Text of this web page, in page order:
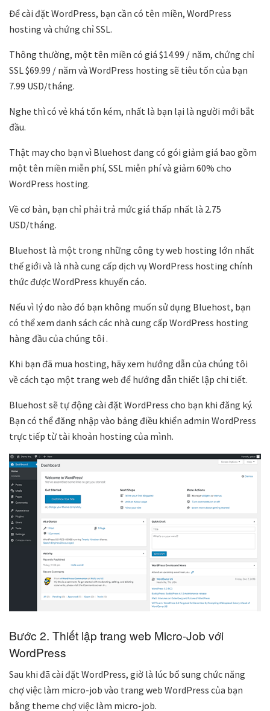
Để cài đặt WordPress, bạn cần có tên miền, WordPress
hosting và chứng chỉ SSL.
Thông thường, một tên miền có giá $14.99 / năm, chứng chỉ
SSL $69.99 / năm và WordPress hosting sẽ tiêu tốn của bạn
7.99 USD/tháng.
Nghe thì có vẻ khá tốn kém, nhất là bạn lại là người mới bắt
đầu.
Thật may cho bạn vì Bluehost đang có gói giảm giá bao gồm
một tên miền miễn phí, SSL miễn phí và giảm 60% cho
WordPress hosting.
Về cơ bản, bạn chỉ phải trả mức giá thấp nhất là 2.75
USD/tháng.
Bluehost là một trong những công ty web hosting lớn nhất
thế giới và là nhà cung cấp dịch vụ WordPress hosting chính
thức được WordPress khuyến cáo.
Nếu vì lý do nào đó bạn không muốn sử dụng Bluehost, bạn
có thể xem danh sách các nhà cung cấp WordPress hosting
hàng đầu của chúng tôi .
Khi bạn đã mua hosting, hãy xem hướng dẫn của chúng tôi
vềcách tạo một trang web để hướng dẫn thiết lập chi tiết.
Bluehost sẽ tự động cài đặt WordPress cho bạn khi đăng ký.
Bạn có thể đăng nhập vào bảng điều khiển admin WordPress
trực tiếp từ tài khoản hosting của mình.
Bước 2. Thiết lập trang web Micro-Job với
WordPress
Sau khi đã cài đặt WordPress, giờ là lúc bổ sung chức năng
chợ việc làm micro-job vào trang web WordPress của bạn
bằng theme chợ việc làm micro-job.